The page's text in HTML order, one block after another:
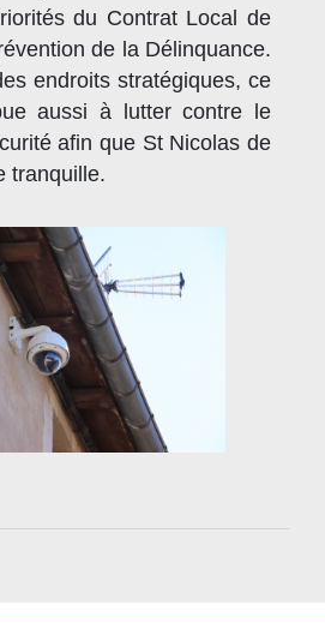
du Contrat Local de
de la Délinquance.
endroits stratégiques, ce
aussi à lutter contre le
afin que St Nicolas de
tranquille.